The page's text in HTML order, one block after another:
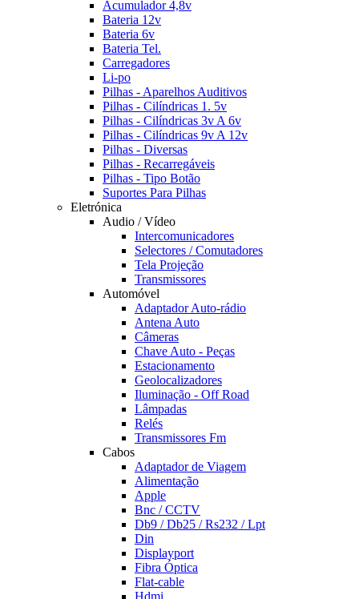
Acumulador 4,8v
Bateria 12v
Bateria 6v
Bateria Tel.
Carregadores
Li-po
Pilhas - Aparelhos Auditivos
Pilhas - Cilíndricas 1. 5v
Pilhas - Cilíndricas 3v A 6v
Pilhas - Cilíndricas 9v A 12v
Pilhas - Diversas
Pilhas - Recarregáveis
Pilhas - Tipo Botão
Suportes Para Pilhas
Eletrónica
Audio / Vídeo
Intercomunicadores
Selectores / Comutadores
Tela Projeção
Transmissores
Automóvel
Adaptador Auto-rádio
Antena Auto
Câmeras
Chave Auto - Peças
Estacionamento
Geolocalizadores
Iluminação - Off Road
Lâmpadas
Relés
Transmissores Fm
Cabos
Adaptador de Viagem
Alimentação
Apple
Bnc / CCTV
Db9 / Db25 / Rs232 / Lpt
Din
Displayport
Fibra Óptica
Flat-cable
Hdmi